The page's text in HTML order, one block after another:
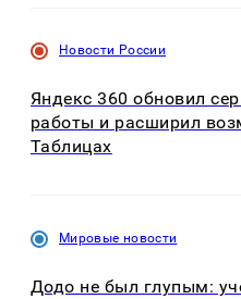
Новости России
Яндекс 360 обновил
работы и расширил
Таблицах
Мировые новости
Додо не был глупым: